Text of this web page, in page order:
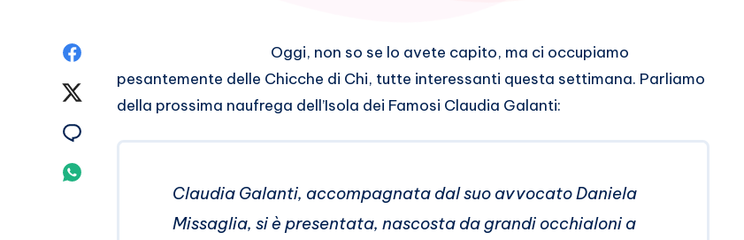
Condividi
Oggi, non so se lo avete capito, ma ci occupiamo
pesantemente delle Chicche di Chi, tutte interessanti questa settimana. Parliamo
della prossima naufrega dell’Isola dei Famosi Claudia Galanti:
Claudia Galanti, accompagnata dal suo avvocato Daniela
Missaglia, si è presentata, nascosta da grandi occhialoni a